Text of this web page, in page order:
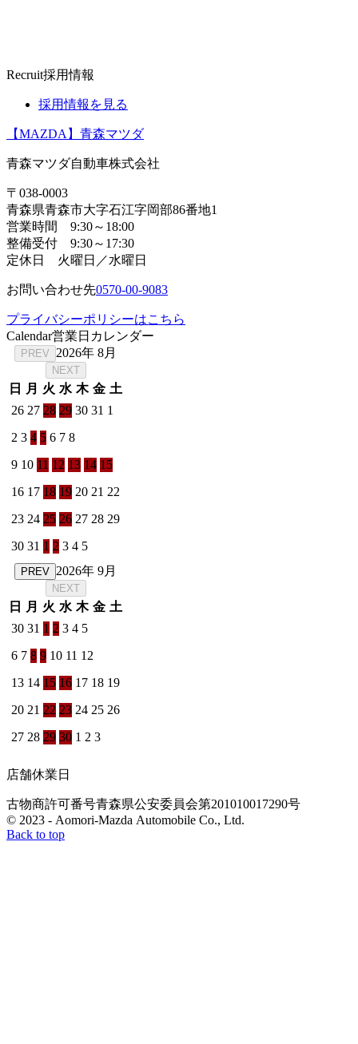
Recruit採用情報
採用情報を見る
【MAZDA】青森マツダ
青森マツダ自動車株式会社
〒038-0003
青森県青森市大字石江字岡部86番地1
営業時間 9:30～18:00
整備受付 9:30～17:30
定休日 火曜日／水曜日
お問い合わせ先0570-00-9083
プライバシーポリシーはこちら
Calendar営業日カレンダー
PREV 2026年 8月
NEXT
日 月 火 水 木 金 土
26 27 28 29 30 31 1
2 3 4 5 6 7 8
9 10 11 12 13 14 15
16 17 18 19 20 21 22
23 24 25 26 27 28 29
30 31 1 2 3 4 5
PREV 2026年 9月
NEXT
日 月 火 水 木 金 土
30 31 1 2 3 4 5
6 7 8 9 10 11 12
13 14 15 16 17 18 19
20 21 22 23 24 25 26
27 28 29 30 1 2 3
店舗休業日
古物商許可番号青森県公安委員会第201010017290号
© 2023 - Aomori-Mazda Automobile Co., Ltd.
Back to top